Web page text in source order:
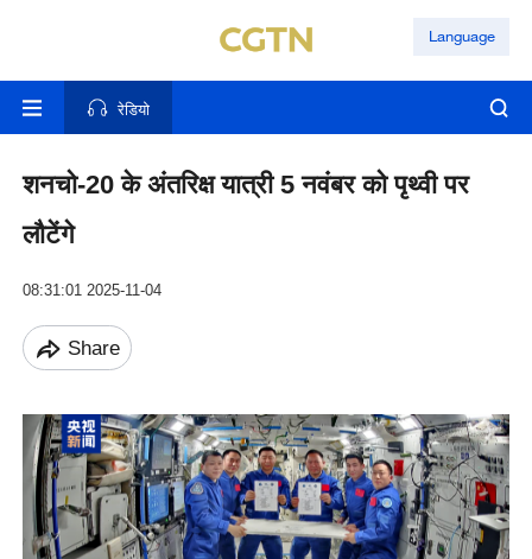
Language
रेडियो
शनचो-20 के अंतरिक्ष यात्री 5 नवंबर को पृथ्वी पर
लौटेंगे
08:31:01 2025-11-04
Share